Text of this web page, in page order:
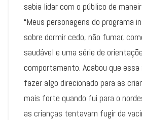
sabia lidar com o público de
“Meus personagens do programa
sobre dormir cedo, não fumar,
saudável e uma série de
comportamento. Acabou que essa
fazer algo direcionado para as
mais forte quando fui para o
as crianças tentavam fugir da